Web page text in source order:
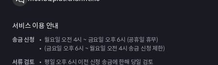
서비스 이용 안내
송금 신청
월요일 오전 4시 ~ 금요일 오후 6시 (공휴일 휴무)
(금요일 오후 6시 ~ 월요일 오전 4시 송금 신청 제한)
서류 검토
평일 오후 6시 이전 신청 송금에 한해 당일 검토